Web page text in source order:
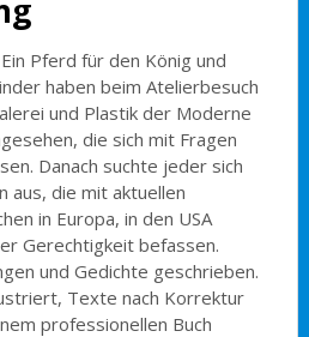
Pferd für den König und
haben beim Atelierbesuch
und Plastik der Moderne
die sich mit Fragen
Danach suchte jeder sich
aus, die mit aktuellen
in Europa, in den USA
Gerechtigkeit befassen.
und Gedichte geschrieben.
Texte nach Korrektur
professionellen Buch